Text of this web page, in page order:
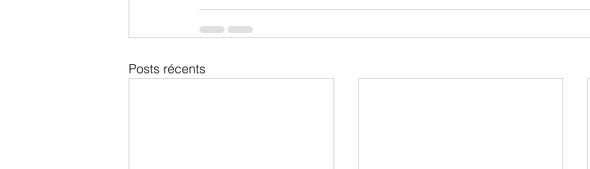
Posts récents